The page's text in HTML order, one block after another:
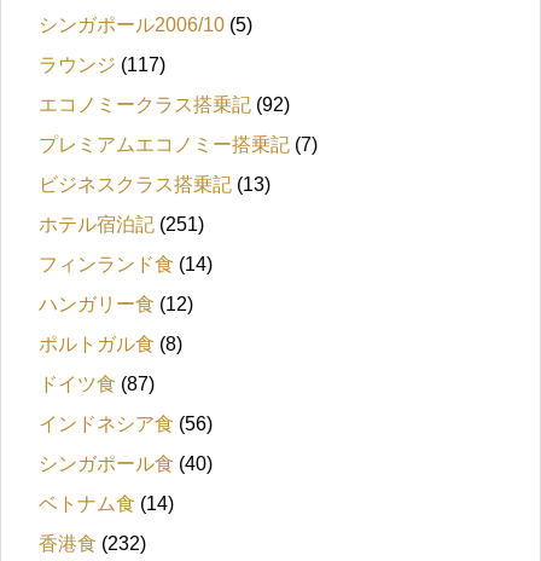
シンガポール2006/10 (5)
ラウンジ (117)
エコノミークラス搭乗記 (92)
プレミアムエコノミー搭乗記 (7)
ビジネスクラス搭乗記 (13)
ホテル宿泊記 (251)
フィンランド食 (14)
ハンガリー食 (12)
ポルトガル食 (8)
ドイツ食 (87)
インドネシア食 (56)
シンガポール食 (40)
ベトナム食 (14)
香港食 (232)